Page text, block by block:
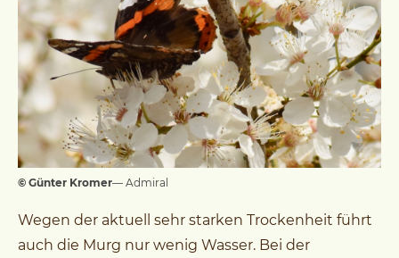
© Günter Kromer— Admiral
Wegen der aktuell sehr starken Trockenheit führt
auch die Murg nur wenig Wasser. Bei der